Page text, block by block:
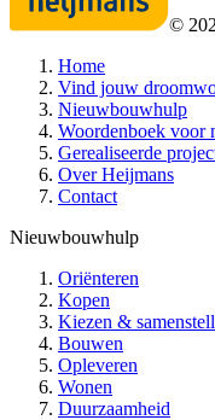
©
Home
Vind jouw
Nieuwbouwhulp
Woordenboek voor
Gerealiseerde
Over Heijmans
Contact
Nieuwbouwhulp
Oriënteren
Kopen
Kiezen &
Bouwen
Opleveren
Wonen
Duurzaamheid